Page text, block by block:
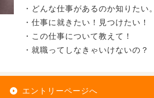
・どんな仕事があるのか知りたい。
・仕事に就きたい！見つけたい！
・この仕事について教えて！
・就職ってしなきゃいけないの？
エントリーページへ